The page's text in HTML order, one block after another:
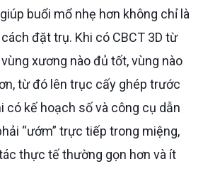
buổi mổ nhẹ hơn không chỉ là
đặt trụ. Khi có CBCT 3D từ
xương nào đủ tốt, vùng nào
từ đó lên trục cấy ghép trước
có kế hoạch số và công cụ dẫn
“ướm” trực tiếp trong miệng,
thực tế thường gọn hơn và ít